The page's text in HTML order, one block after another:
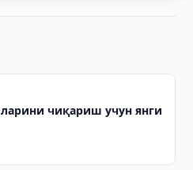
чиқариш учун янги